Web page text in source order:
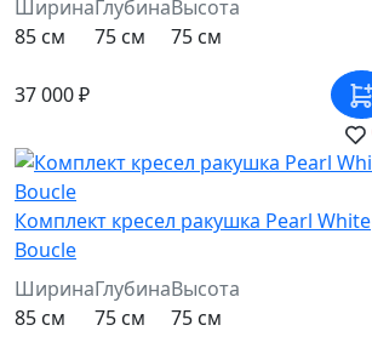
Ширина
85 см
Глубина
75 см
Высота
75 см
37 000 ₽
Комплект кресел ракушка Pearl White
Boucle
Ширина
85 см
Глубина
75 см
Высота
75 см